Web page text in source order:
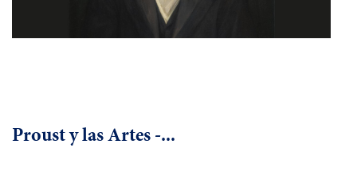
Proust y las Artes -...